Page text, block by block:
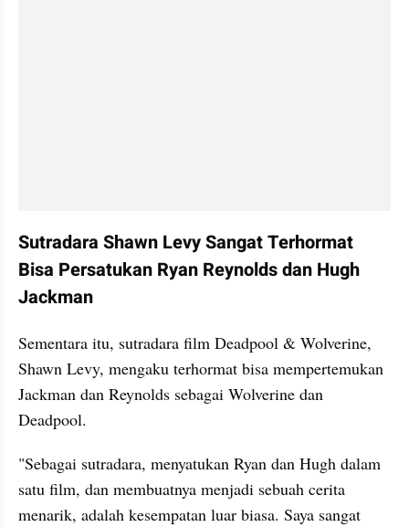
Sutradara Shawn Levy Sangat Terhormat
Bisa Persatukan Ryan Reynolds dan Hugh
Jackman
Sementara itu, sutradara film Deadpool & Wolverine,
Shawn Levy, mengaku terhormat bisa mempertemukan
Jackman dan Reynolds sebagai Wolverine dan
Deadpool.
"Sebagai sutradara, menyatukan Ryan dan Hugh dalam
satu film, dan membuatnya menjadi sebuah cerita
menarik, adalah kesempatan luar biasa. Saya sangat